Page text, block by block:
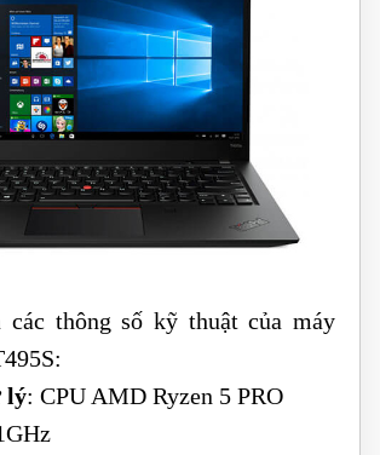
thông số kỹ thuật của máy
lý: CPU AMD Ryzen 5 PRO